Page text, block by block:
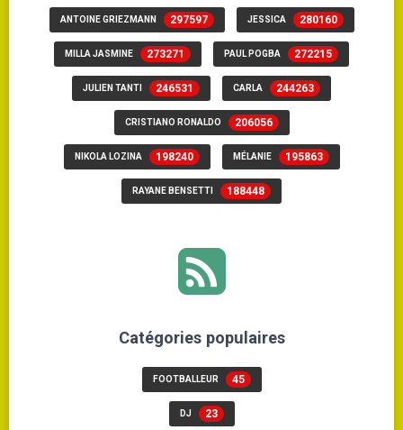
ANTOINE GRIEZMANN 297597 JESSICA 280160
MILLA JASMINE 273271 PAUL POGBA 272215
JULIEN TANTI 246531 CARLA 244263
CRISTIANO RONALDO 206056
NIKOLA LOZINA 198240 MÉLANIE 195863
RAYANE BENSETTI 188448
Catégories populaires
FOOTBALLEUR 45
DJ 23